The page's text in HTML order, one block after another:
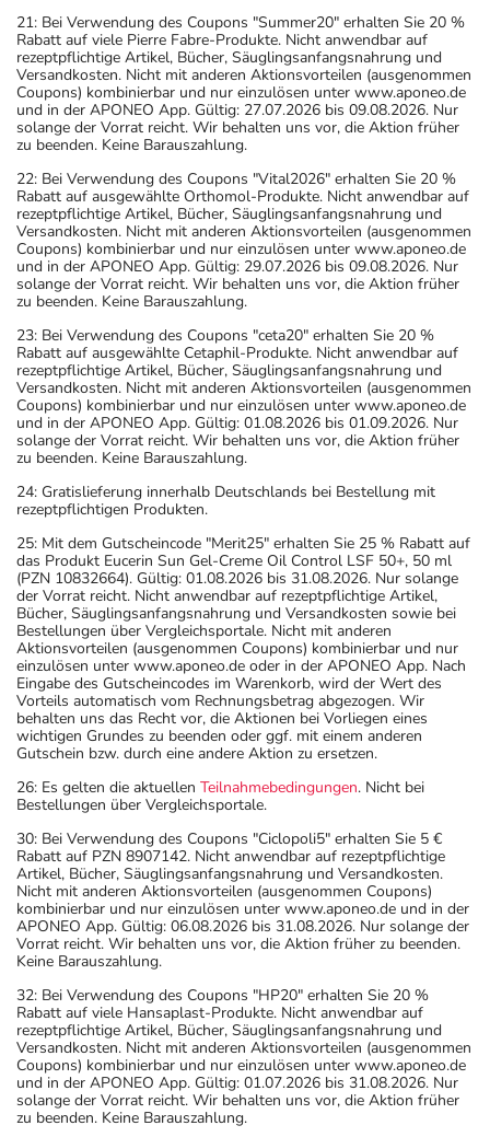
21: Bei Verwendung des Coupons "Summer20" erhalten Sie 20 %
Rabatt auf viele Pierre Fabre-Produkte. Nicht anwendbar auf
rezeptpflichtige Artikel, Bücher, Säuglingsanfangsnahrung und
Versandkosten. Nicht mit anderen Aktionsvorteilen (ausgenommen
Coupons) kombinierbar und nur einzulösen unter www.aponeo.de
und in der APONEO App. Gültig: 27.07.2026 bis 09.08.2026. Nur
solange der Vorrat reicht. Wir behalten uns vor, die Aktion früher
zu beenden. Keine Barauszahlung.
22: Bei Verwendung des Coupons "Vital2026" erhalten Sie 20 %
Rabatt auf ausgewählte Orthomol-Produkte. Nicht anwendbar auf
rezeptpflichtige Artikel, Bücher, Säuglingsanfangsnahrung und
Versandkosten. Nicht mit anderen Aktionsvorteilen (ausgenommen
Coupons) kombinierbar und nur einzulösen unter www.aponeo.de
und in der APONEO App. Gültig: 29.07.2026 bis 09.08.2026. Nur
solange der Vorrat reicht. Wir behalten uns vor, die Aktion früher
zu beenden. Keine Barauszahlung.
23: Bei Verwendung des Coupons "ceta20" erhalten Sie 20 %
Rabatt auf ausgewählte Cetaphil-Produkte. Nicht anwendbar auf
rezeptpflichtige Artikel, Bücher, Säuglingsanfangsnahrung und
Versandkosten. Nicht mit anderen Aktionsvorteilen (ausgenommen
Coupons) kombinierbar und nur einzulösen unter www.aponeo.de
und in der APONEO App. Gültig: 01.08.2026 bis 01.09.2026. Nur
solange der Vorrat reicht. Wir behalten uns vor, die Aktion früher
zu beenden. Keine Barauszahlung.
24: Gratislieferung innerhalb Deutschlands bei Bestellung mit
rezeptpflichtigen Produkten.
25: Mit dem Gutscheincode "Merit25" erhalten Sie 25 % Rabatt auf
das Produkt Eucerin Sun Gel-Creme Oil Control LSF 50+, 50 ml
(PZN 10832664). Gültig: 01.08.2026 bis 31.08.2026. Nur solange
der Vorrat reicht. Nicht anwendbar auf rezeptpflichtige Artikel,
Bücher, Säuglingsanfangsnahrung und Versandkosten sowie bei
Bestellungen über Vergleichsportale. Nicht mit anderen
Aktionsvorteilen (ausgenommen Coupons) kombinierbar und nur
einzulösen unter www.aponeo.de oder in der APONEO App. Nach
Eingabe des Gutscheincodes im Warenkorb, wird der Wert des
Vorteils automatisch vom Rechnungsbetrag abgezogen. Wir
behalten uns das Recht vor, die Aktionen bei Vorliegen eines
wichtigen Grundes zu beenden oder ggf. mit einem anderen
Gutschein bzw. durch eine andere Aktion zu ersetzen.
26: Es gelten die aktuellen Teilnahmebedingungen. Nicht bei
Bestellungen über Vergleichsportale.
30: Bei Verwendung des Coupons "Ciclopoli5" erhalten Sie 5 €
Rabatt auf PZN 8907142. Nicht anwendbar auf rezeptpflichtige
Artikel, Bücher, Säuglingsanfangsnahrung und Versandkosten.
Nicht mit anderen Aktionsvorteilen (ausgenommen Coupons)
kombinierbar und nur einzulösen unter www.aponeo.de und in der
APONEO App. Gültig: 06.08.2026 bis 31.08.2026. Nur solange der
Vorrat reicht. Wir behalten uns vor, die Aktion früher zu beenden.
Keine Barauszahlung.
32: Bei Verwendung des Coupons "HP20" erhalten Sie 20 %
Rabatt auf viele Hansaplast-Produkte. Nicht anwendbar auf
rezeptpflichtige Artikel, Bücher, Säuglingsanfangsnahrung und
Versandkosten. Nicht mit anderen Aktionsvorteilen (ausgenommen
Coupons) kombinierbar und nur einzulösen unter www.aponeo.de
und in der APONEO App. Gültig: 01.07.2026 bis 31.08.2026. Nur
solange der Vorrat reicht. Wir behalten uns vor, die Aktion früher
zu beenden. Keine Barauszahlung.